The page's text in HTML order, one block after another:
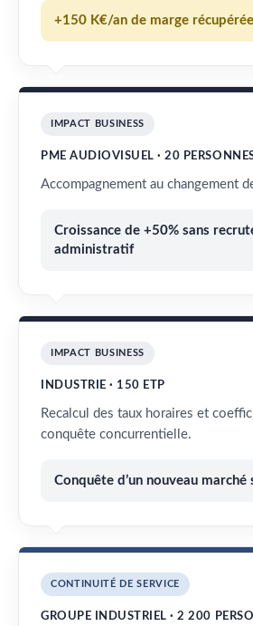
+150 K€/an de marge récupérée
IMPACT BUSINESS
PME AUDIOVISUEL · 20
Accompagnement au changement
Croissance de +50% sans
administratif
IMPACT BUSINESS
INDUSTRIE · 150 ETP
Recalcul des taux horaires et
conquête concurrentielle.
Conquête d’un nouveau
CONTINUITÉ DE SERVICE
GROUPE INDUSTRIEL · 2 200